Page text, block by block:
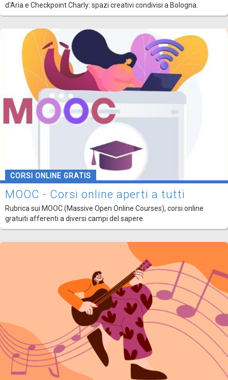
d'Aria e Checkpoint Charly: spazi creativi condivisi a Bologna.
CORSI ONLINE GRATIS
MOOC - Corsi online aperti a tutti
Rubrica sui MOOC (Massive Open Online Courses), corsi online
gratuiti afferenti a diversi campi del sapere.